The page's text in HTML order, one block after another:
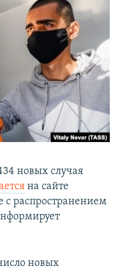
новых случая
на сайте
с распространением
новых